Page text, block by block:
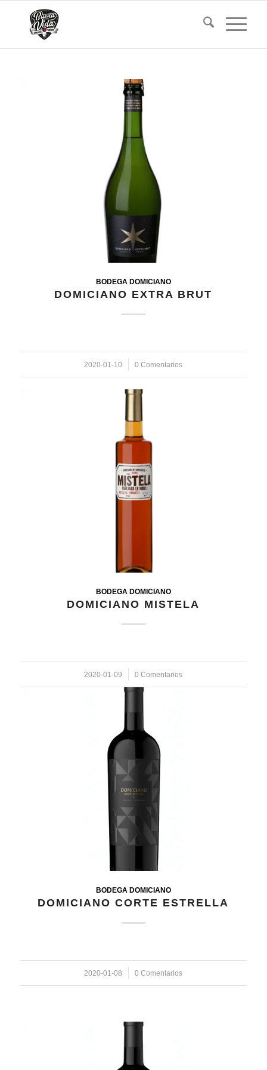
BODEGA DOMICIANO
DOMICIANO EXTRA BRUT
2020-01-10
/ 0 Comentarios
BODEGA DOMICIANO
DOMICIANO MISTELA
2020-01-09
/ 0 Comentarios
BODEGA DOMICIANO
DOMICIANO CORTE ESTRELLA
2020-01-08
/ 0 Comentarios